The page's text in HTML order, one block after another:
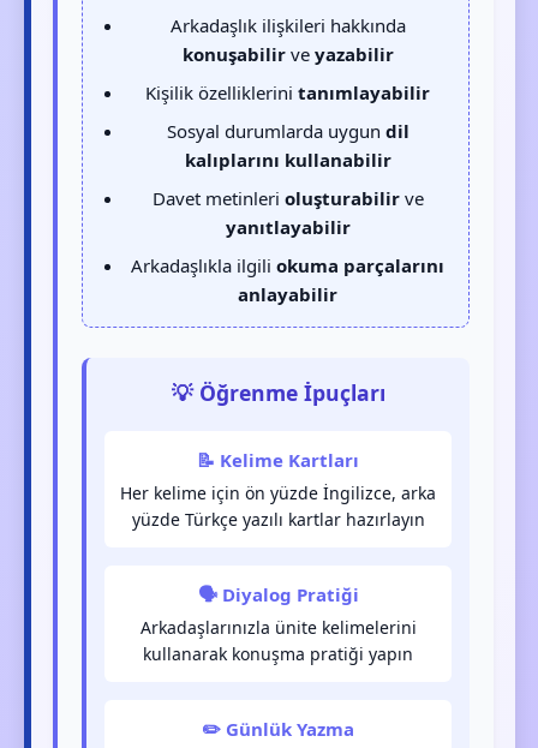
Arkadaşlık ilişkileri hakkında
konuşabilirve yazabilir
Kişilik özelliklerinitanımlayabilir
Sosyal durumlarda uygun dil
kalıplarını kullanabilir
Davet metinleri oluşturabilirve
yanıtlayabilir
Arkadaşlıkla ilgiliokuma parçalarını
anlayabilir
💡 Öğrenme İpuçları
📝 Kelime Kartları
Her kelime için ön yüzde İngilizce, arka
yüzde Türkçe yazılı kartlar hazırlayın
🗣️ Diyalog Pratiği
Arkadaşlarınızla ünite kelimelerini
kullanarak konuşma pratiği yapın
✏️ Günlük Yazma